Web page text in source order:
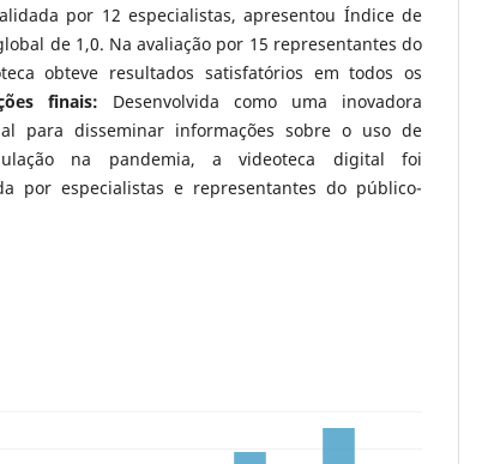
por 12 especialistas, apresentou Índice de
de 1,0. Na avaliação por 15 representantes do
obteve resultados satisfatórios em todos os
finais: Desenvolvida como uma inovadora
para disseminar informações sobre o uso de
na pandemia, a videoteca digital foi
por especialistas e representantes do público-